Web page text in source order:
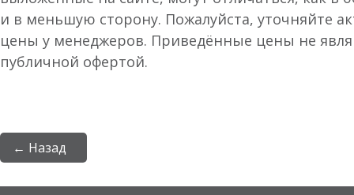
и в меньшую сторону. Пожалуйста, уточняйте
цены у менеджеров. Приведённые цены не
публичной офертой.
← Назад